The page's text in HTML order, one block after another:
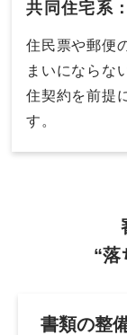
共同住宅系
住民票や郵便
まいにならな
住契約を前提
す。
“落
書類の整